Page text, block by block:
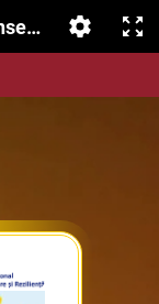
insectelor